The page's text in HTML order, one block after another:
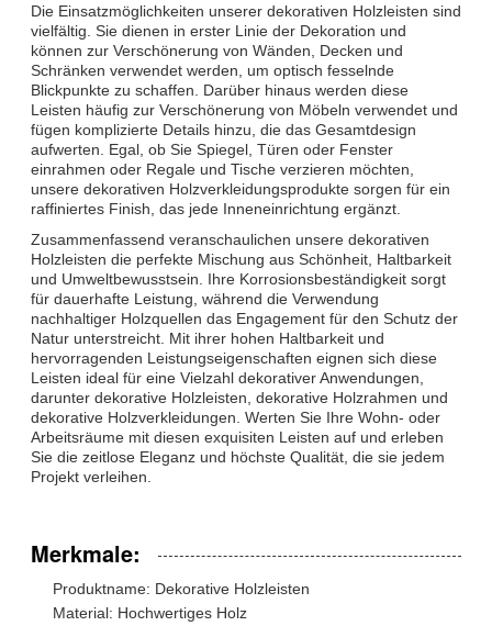
Die Einsatzmöglichkeiten unserer dekorativen Holzleisten sind
vielfältig. Sie dienen in erster Linie der Dekoration und
können zur Verschönerung von Wänden, Decken und
Schränken verwendet werden, um optisch fesselnde
Blickpunkte zu schaffen. Darüber hinaus werden diese
Leisten häufig zur Verschönerung von Möbeln verwendet und
fügen komplizierte Details hinzu, die das Gesamtdesign
aufwerten. Egal, ob Sie Spiegel, Türen oder Fenster
einrahmen oder Regale und Tische verzieren möchten,
unsere dekorativen Holzverkleidungsprodukte sorgen für ein
raffiniertes Finish, das jede Inneneinrichtung ergänzt.
Zusammenfassend veranschaulichen unsere dekorativen
Holzleisten die perfekte Mischung aus Schönheit, Haltbarkeit
und Umweltbewusstsein. Ihre Korrosionsbeständigkeit sorgt
für dauerhafte Leistung, während die Verwendung
nachhaltiger Holzquellen das Engagement für den Schutz der
Natur unterstreicht. Mit ihrer hohen Haltbarkeit und
hervorragenden Leistungseigenschaften eignen sich diese
Leisten ideal für eine Vielzahl dekorativer Anwendungen,
darunter dekorative Holzleisten, dekorative Holzrahmen und
dekorative Holzverkleidungen. Werten Sie Ihre Wohn- oder
Arbeitsräume mit diesen exquisiten Leisten auf und erleben
Sie die zeitlose Eleganz und höchste Qualität, die sie jedem
Projekt verleihen.
Merkmale:
Produktname: Dekorative Holzleisten
Material: Hochwertiges Holz